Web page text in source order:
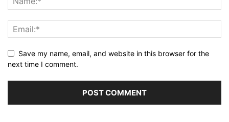
Save my name, email, and website in this browser for the
next time I comment.